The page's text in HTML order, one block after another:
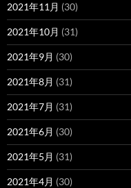
2021年11月 (30)
2021年10月 (31)
2021年9月 (30)
2021年8月 (31)
2021年7月 (31)
2021年6月 (30)
2021年5月 (31)
2021年4月 (30)